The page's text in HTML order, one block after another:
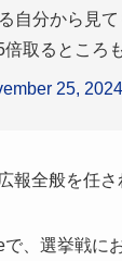
自分から見て
取るところ
25, 2024
報全般を任
、選挙戦に